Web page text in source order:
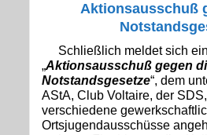
Aktionsausschuß
Schließlich meldet sich ein
„Aktionsausschuß gegen
Notstandsgesetze“, dem
AStA, Club Voltaire, der
verschiedene
Ortsjugendausschüsse